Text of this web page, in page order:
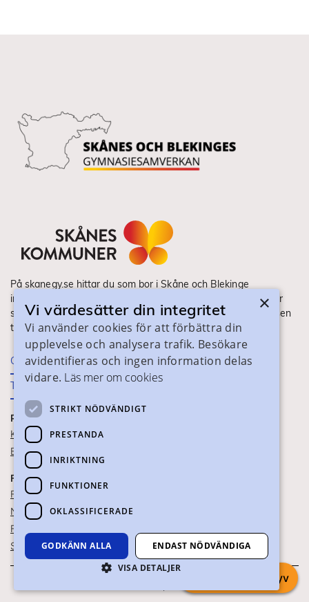
På skanegy.se hittar du som bor i Skåne och Blekinge
information om ditt gymnasieval. Här ser du vilka utbildningar
som finns och hur ansökan och antagning går till. Webbplatsen
tillhandahålls av Skånes Kommuner.
Om webbplatsen
Tillgänglighet
PRAKTISK INFORMATION
Kontaktuppgifter
Blanketter
FÖR SKOLPERSONAL
För SYV
Nationella studievägskoder
För gymnasieskolor
Skolportalen
×
Vi värdesätter din integritet
Vi använder cookies för att förbättra din
upplevelse och analysera trafik. Besökare
avidentifieras och ingen information delas
vidare. Läs mer om cookies
STRIKT NÖDVÄNDIGT
PRESTANDA
INRIKTNING
FUNKTIONER
OKLASSIFICERADE
GODKÄNN ALLA
ENDAST NÖDVÄNDIGA
VISA DETALJER
Chatta med syv